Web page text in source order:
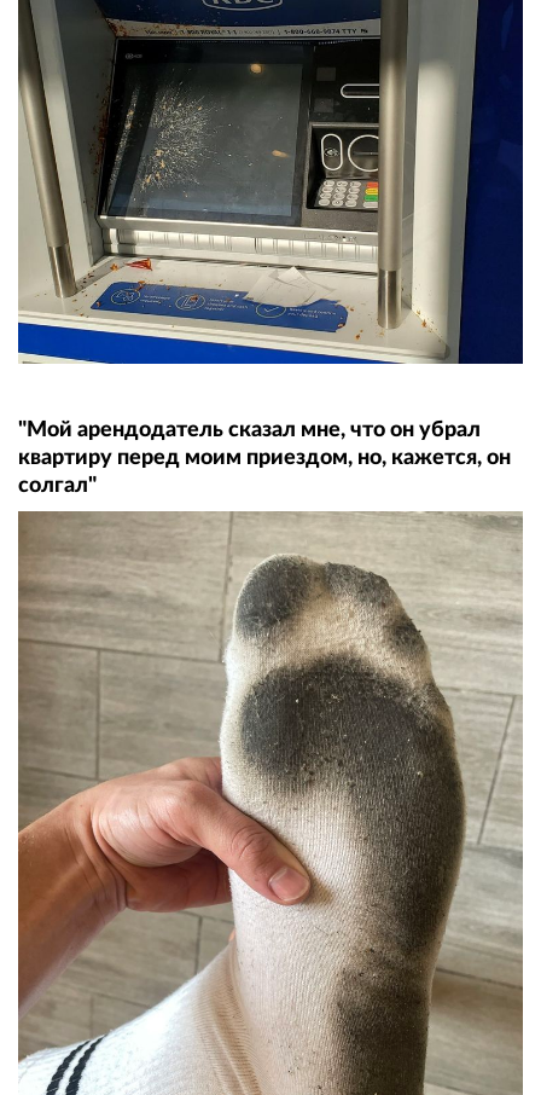
"Мой арендодатель сказал мне, что он убрал
квартиру перед моим приездом, но, кажется, он
солгал"